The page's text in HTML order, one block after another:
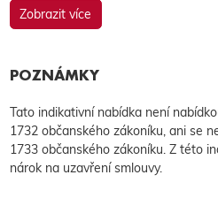
Zobrazit více
POZNÁMKY
Tato indikativní nabídka není
1732 občanského zákoníku, ani se
1733 občanského zákoníku. Z této
nárok na uzavření smlouvy.